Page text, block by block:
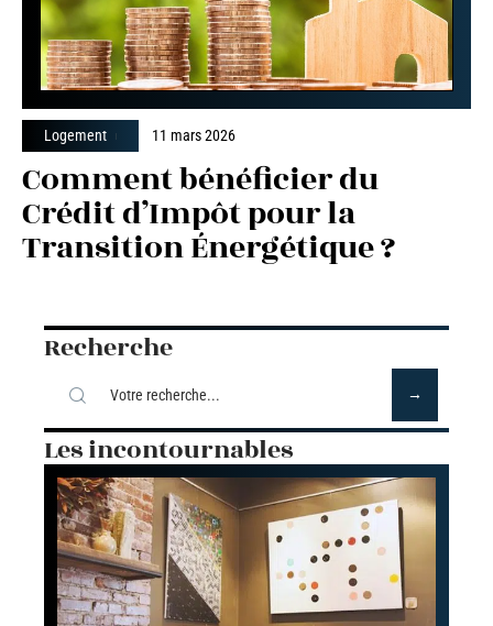
Logement 11 mars 2026
Comment bénéficier du
Crédit d’Impôt pour la
Transition Énergétique ?
Recherche
Les incontournables